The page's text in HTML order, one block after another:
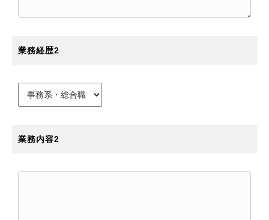
業務経歴2
業務内容2